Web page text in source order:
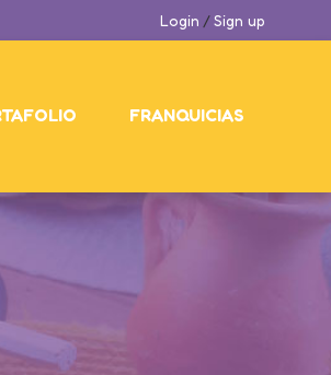
FRANQUICIAS
Login /Sign up